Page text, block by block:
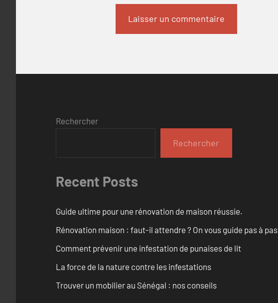
Rechercher
Rechercher
Recent Posts
Guide ultime pour une rénovation de maison réussie.
Rénovation maison : faut-il attendre ? On vous guide pas à pas
Comment prévenir une infestation de punaises de lit
La force de la nature contre les infestations
Trouver un mobilier au Sénégal : nos conseils